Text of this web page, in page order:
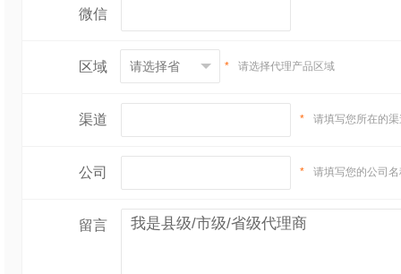
微信
区域 * 请选择代理产品区域
渠道 * 请填写您所在的
公司 * 请填写您的公司
留言